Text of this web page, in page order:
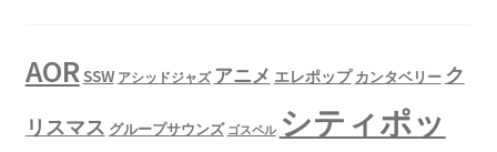
AORSSW アシッドジャズ アニメ エレポップ カンタベリー ク
リスマス グループサウンズ ゴスペル シティポッ